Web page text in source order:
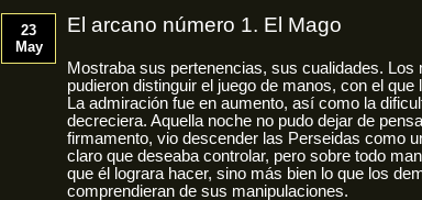
23
May
El arcano número 1. El Mago
Mostraba sus pertenencias, sus cualidades.
pudieron distinguir el juego de manos, con el
La admiración fue en aumento, así como la
decreciera. Aquella noche no pudo dejar de
firmamento, vio descender las Perseidas como
claro que deseaba controlar, pero sobre todo
que él lograra hacer, sino más bien lo que los
comprendieran de sus manipulaciones.